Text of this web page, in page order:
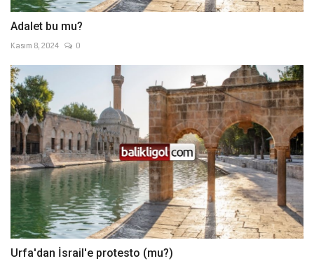
Adalet bu mu?
Kasım 8, 2024 0
Urfa'dan İsrail'e protesto (mu?)